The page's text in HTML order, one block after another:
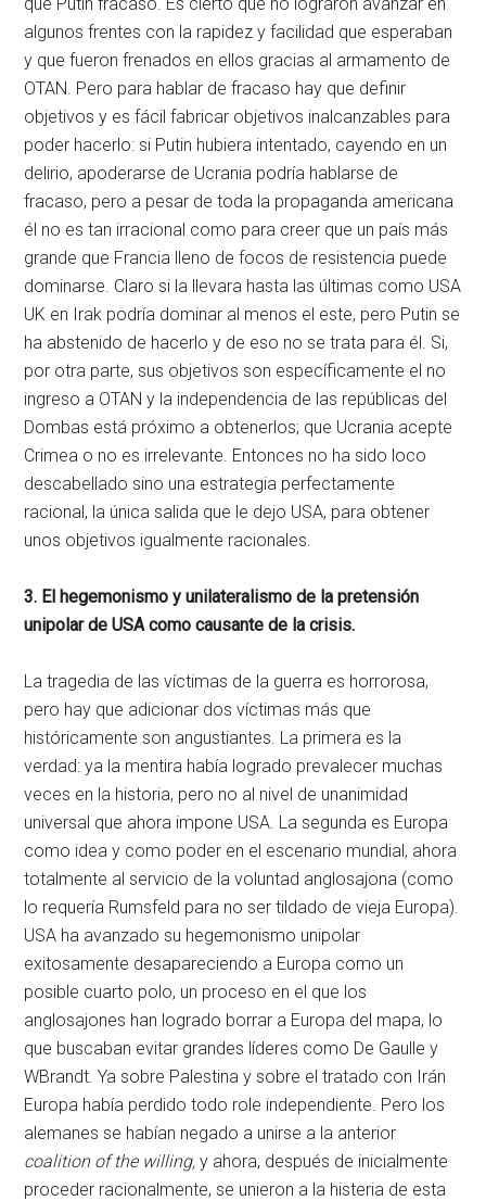
algunos frentes con la rapidez y facilidad que esperaban
y que fueron frenados en ellos gracias al armamento de
OTAN. Pero para hablar de fracaso hay que definir
objetivos y es fácil fabricar objetivos inalcanzables para
poder hacerlo: si Putin hubiera intentado, cayendo en un
delirio, apoderarse de Ucrania podría hablarse de
fracaso, pero a pesar de toda la propaganda americana
él no es tan irracional como para creer que un país más
grande que Francia lleno de focos de resistencia puede
dominarse. Claro si la llevara hasta las últimas como USA
UK en Irak podría dominar al menos el este, pero Putin se
ha abstenido de hacerlo y de eso no se trata para él. Si,
por otra parte, sus objetivos son específicamente el no
ingreso a OTAN y la independencia de las repúblicas del
Dombas está próximo a obtenerlos; que Ucrania acepte
Crimea o no es irrelevante. Entonces no ha sido loco
descabellado sino una estrategia perfectamente
racional, la única salida que le dejo USA, para obtener
unos objetivos igualmente racionales.
3. El hegemonismo y unilateralismo de la pretensión
unipolar de USA como causante de la crisis.
La tragedia de las víctimas de la guerra es horrorosa,
pero hay que adicionar dos víctimas más que
históricamente son angustiantes. La primera es la
verdad: ya la mentira había logrado prevalecer muchas
veces en la historia, pero no al nivel de unanimidad
universal que ahora impone USA. La segunda es Europa
como idea y como poder en el escenario mundial, ahora
totalmente al servicio de la voluntad anglosajona (como
lo requería Rumsfeld para no ser tildado de vieja Europa).
USA ha avanzado su hegemonismo unipolar
exitosamente desapareciendo a Europa como un
posible cuarto polo, un proceso en el que los
anglosajones han logrado borrar a Europa del mapa, lo
que buscaban evitar grandes líderes como De Gaulle y
WBrandt. Ya sobre Palestina y sobre el tratado con Irán
Europa había perdido todo role independiente. Pero los
alemanes se habían negado a unirse a la anterior
coalition of the willing, y ahora, después de inicialmente
proceder racionalmente, se unieron a la histeria de esta